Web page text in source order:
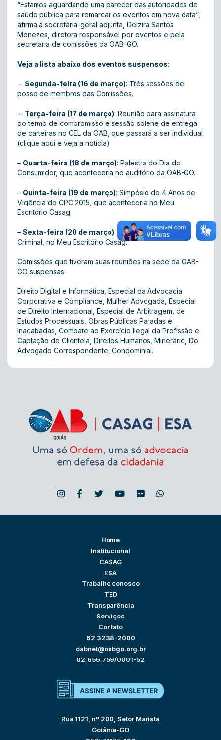
“Estamos aguardando uma parecer das autoridades de
saúde pública para remarcar os eventos em nova data”,
afirma a secretária-geral adjunta, Delzira Santos
Menezes, diretora responsável por eventos e pela
secretaria de comissões da OAB-GO.
Veja a lista abaixo dos eventos suspensos:
– Segunda-feira (16 de março): Três sessões de
posse de membros das Comissões.
– Terça-feira (17 de março): Reunião para assinatura
do termo de compromisso e sessão solene de entrega
de carteiras no CEL da OAB, que passará a ser individual
(clique aqui e veja a notícia).
– Quarta-feira (18 de março): Palestra do Dia do
Consumidor, que aconteceria no auditório da OAB-GO.
– Quinta-feira (19 de março): Simpósio de 4 Anos de
Vigência do CPC 2015, que aconteceria no Meu
Escritório Casag.
– Sexta-feira (20 de março): Workshop Advocacia
Criminal, no Meu Escritório Casag.
Comissões que tiveram suas reuniões na sede da OAB-
GO suspensas:
Direito Digital e Informática, Especial da Advocacia
Corporativa e Compliance, Mulher Advogada, Especial
de Direito Internacional, Especial de Arbitragem, de
Estudos Processuais, Obras Públicas Paradas e
Inacabadas, Combate ao Exercício Ilegal da Profissão e
Captação de Clientela, Direitos Humanos, Minerário, Do
Advogado Correspondente, Condominial .
Home
Institucional
CASAG
ESA
Trabalhe conosco
TED
Transparência
Serviços
Contato
62 3238-2000
oabnet@oabgo.org.br
02.656.759/0001-52
Rua 1121, nº 200, Setor Marista
Goiânia-GO